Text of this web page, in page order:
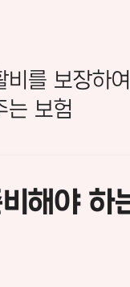
를 보장하
는 보험
해야 하